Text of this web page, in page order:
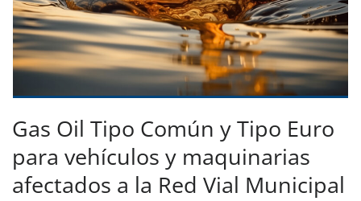
Gas Oil Tipo Común y Tipo Euro
para vehículos y maquinarias
afectados a la Red Vial Municipal